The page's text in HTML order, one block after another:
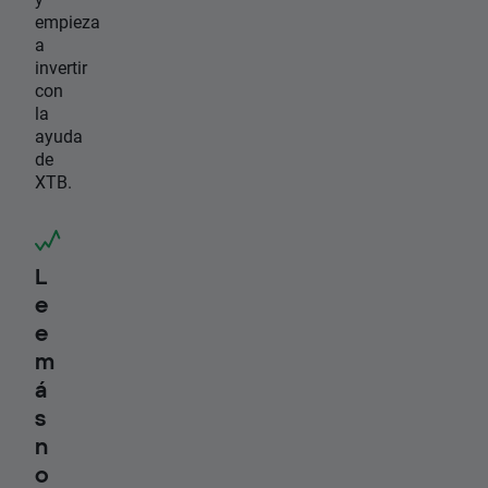
empieza
a
invertir
con
la
ayuda
de
XTB.
L
e
e
m
á
s
n
o